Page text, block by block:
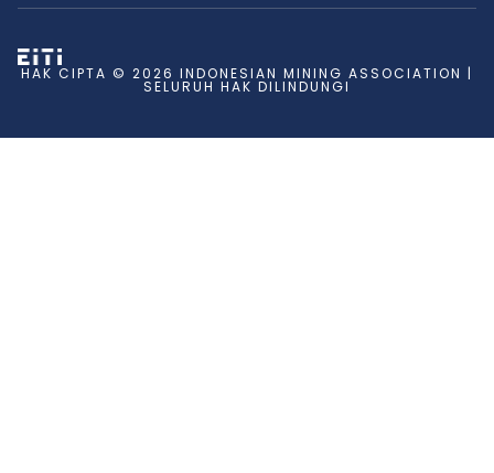
HAK CIPTA © 2026 INDONESIAN MINING ASSOCIATION |
SELURUH HAK DILINDUNGI